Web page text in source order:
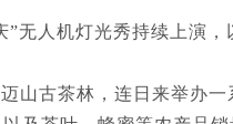
”无人机灯光秀持续上演
山古茶林，连日来举办